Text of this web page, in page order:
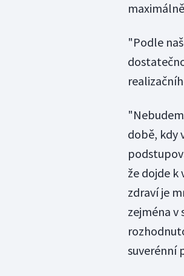
"Podle
době, kdy
že dojde k
zdraví je
zejména v
suverénní